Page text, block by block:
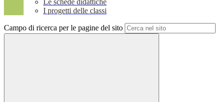
Le schede didattiche
I progetti delle classi
Campo di ricerca per le pagine del sito